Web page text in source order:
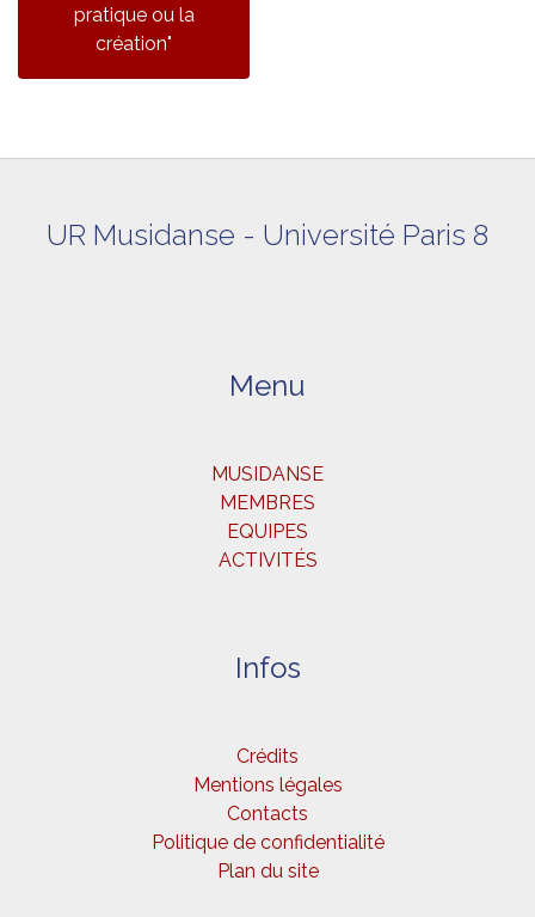
pratique ou la
création"
UR Musidanse - Université Paris 8
Menu
MUSIDANSE
MEMBRES
EQUIPES
ACTIVITÉS
Infos
Crédits
Mentions légales
Contacts
Politique de confidentialité
Plan du site